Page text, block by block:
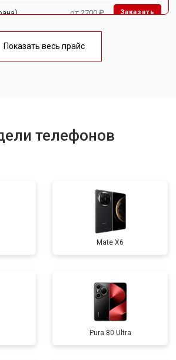
от 2700 ₽ Заказать
от 1750 ₽
Показать весь прайс
телефонов
Mate X6
Pura 80 Ultra